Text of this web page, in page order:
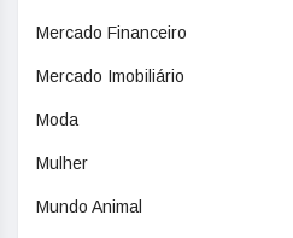
Mercado Financeiro
Mercado Imobiliário
Moda
Mulher
Mundo Animal